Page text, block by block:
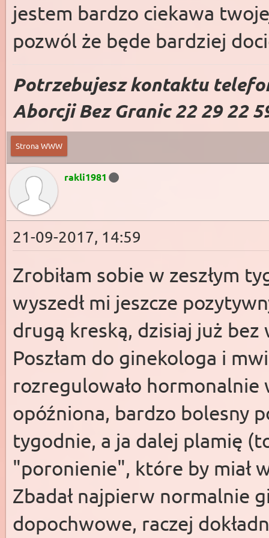
jestem bardzo ciekawa
pozwól że będe bardziej
Potrzebujesz kontaktu
Aborcji Bez Granic 22 29 22
Strona WWW
rakli1981
21-09-2017, 14:59
Zrobiłam sobie w zeszłym
wyszedł mi jeszcze
drugą kreską, dzisiaj już bez
Poszłam do ginekologa i
rozregulowało hormonalnie
opóźniona, bardzo bolesny
tygodnie, a ja dalej plamię
"poronienie", które by miał
Zbadał najpierw normalnie
dopochwowe, raczej